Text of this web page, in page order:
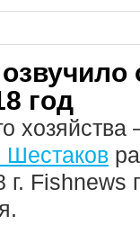
год
хозяйства
Шестаков
г. Fishnews